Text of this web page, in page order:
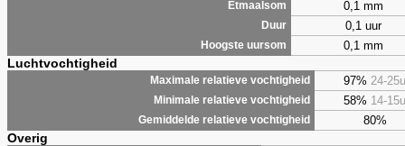
Etmaalsom 0,1 mm
Duur 0,1 uur
Hoogste uursom 0,1 mm
Luchtvochtigheid
Maximale relatieve vochtigheid 97% 24-25u
Minimale relatieve vochtigheid 58% 14-15u
Gemiddelde relatieve vochtigheid 80%
Overig